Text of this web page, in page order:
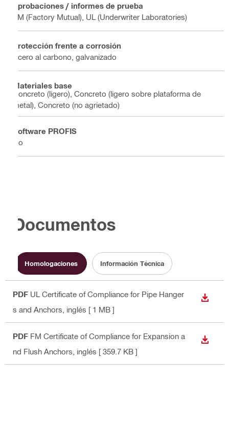
Aprobaciones / informes de prueba
FM (Factory Mutual), UL (Underwriter Laboratories)
Protección frente a corrosión
Acero al carbono, galvanizado
Materiales base
Concreto (ligero), Concreto (ligero sobre plataforma de
metal), Concreto (no agrietado)
Software PROFIS
No
Documentos
Homologaciones Información Técnica
PDF UL Certificate of Compliance for Pipe Hanger
s and Anchors , inglés [ 1 MB ]
PDF FM Certificate of Compliance for Expansion a
nd Flush Anchors , inglés [ 359.7 KB ]